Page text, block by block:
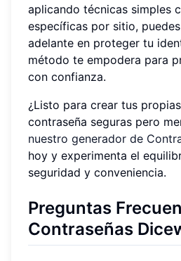
aplicando técnicas simples
específicas por sitio,
adelante en proteger tu
método te empodera para
con confianza.
¿Listo para crear tus
contraseña seguras pero
nuestro generador de
hoy y experimenta el
seguridad y conveniencia.
Preguntas
Contraseñas